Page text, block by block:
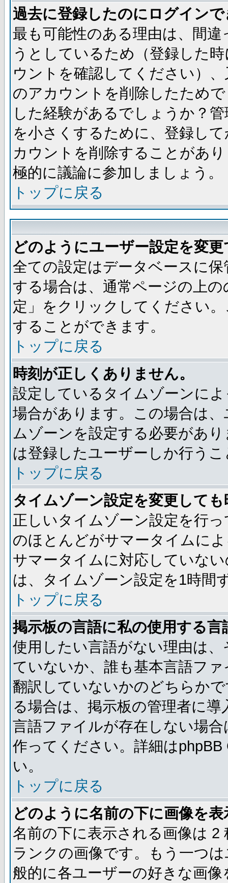
過去に登録したのにログイン
最も可能性のある理由は、間
うとしているため（登録した
ウントを確認してください）
のアカウントを削除したため
した経験があるでしょうか？
を小さくするために、登録し
カウントを削除することがあ
極的に議論に参加しましょう。
トップに戻る
どのようにユーザー設定を変
全ての設定はデータベースに
する場合は、通常ページの上
定」をクリックしてください
することができます。
トップに戻る
時刻が正しくありません。
設定しているタイムゾーンに
場合があります。この場合は
ムゾーンを設定する必要があ
は登録したユーザーしか行う
トップに戻る
タイムゾーン設定を変更して
正しいタイムゾーン設定を行
のほとんどがサマータイムに
サマータイムに対応していな
は、タイムゾーン設定を1時間
トップに戻る
掲示板の言語に私の使用する
使用したい言語がない理由は
ていないか、誰も基本言語フ
翻訳していないかのどちらか
る場合は、掲示板の管理者に
言語ファイルが存在しない場
作ってください。詳細は
い。
トップに戻る
どのように名前の下に画像を
名前の下に表示される画像は
ランクの画像です。もう一つ
般的に各ユーザーの好きな画